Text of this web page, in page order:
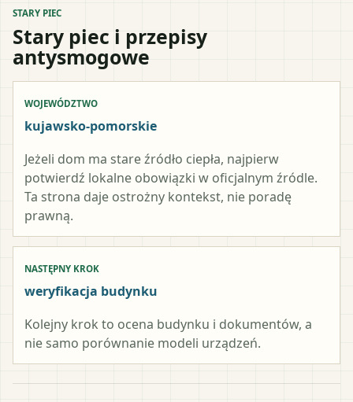
STARY PIEC
Stary piec i przepisy
antysmogowe
WOJEWÓDZTWO
kujawsko-pomorskie
Jeżeli dom ma stare źródło ciepła, najpierw
potwierdź lokalne obowiązki w oficjalnym źródle.
Ta strona daje ostrożny kontekst, nie poradę
prawną.
NASTĘPNY KROK
weryfikacja budynku
Kolejny krok to ocena budynku i dokumentów, a
nie samo porównanie modeli urządzeń.